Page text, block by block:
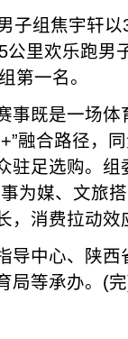
子组焦宇轩
里欢乐跑男
第一名。
事既是一场
融合路径，
驻足选购。
为媒、文旅
，消费拉动效
导中心、陕
局等承办。(